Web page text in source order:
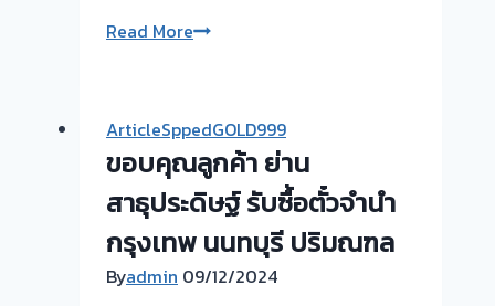
Read Moreรับ
ทอง
ยินดี
บริการ
รับ
ไถ่ถอน
ArticleSppedGOLD999
ขอบคุณลูกค้า ย่าน
สาธุประดิษฐ์ รับซื้อตั๋วจำนำ
กรุงเทพ นนทบุรี ปริมณฑล
Byadmin 09/12/2024